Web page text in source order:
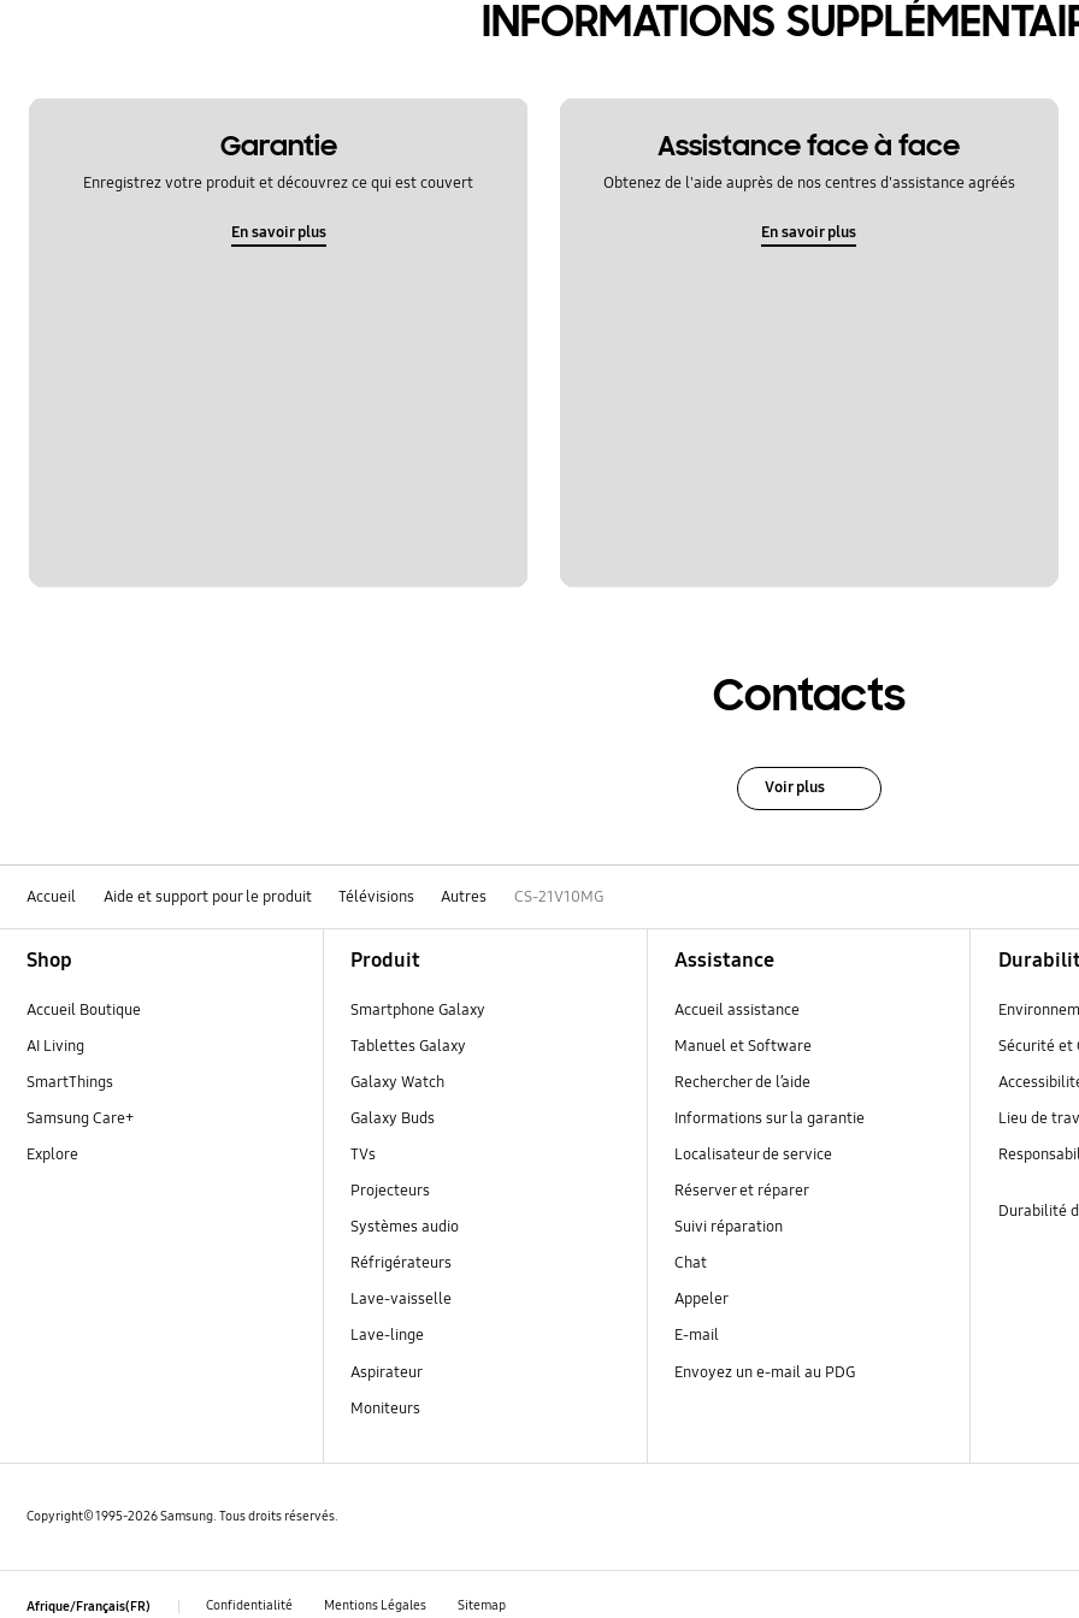
INFORMATIONS
Garantie
Enregistrez votre produit et découvrez ce qui est couvert
En savoir plus
Assistance face à face
Obtenez de l'aide auprès de nos centres d'assistance agréés
En savoir plus
Contacts
Voir plus
Accueil Aide et support pour le produit Télévisions Autres CS-21V10MG
Shop
Accueil Boutique
AI Living
SmartThings
Samsung Care+
Explore
Produit
Smartphone Galaxy
Tablettes Galaxy
Galaxy Watch
Galaxy Buds
TVs
Projecteurs
Systèmes audio
Réfrigérateurs
Lave-vaisselle
Lave-linge
Aspirateur
Moniteurs
Assistance
Accueil assistance
Manuel et Software
Rechercher de l’aide
Informations sur la garantie
Localisateur de service
Réserver et réparer
Suivi réparation
Chat
Appeler
E-mail
Envoyez un e-mail au PDG
Sécurité et
Lieu de
Durabilité
Copyright© 1995-2026 Samsung. Tous droits réservés.
Afrique/Français(FR) Confidentialité Mentions Légales Sitemap